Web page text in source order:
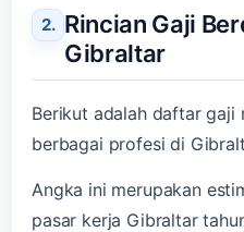
Rincian Gaji
Gibraltar
Berikut adalah daftar gaji
berbagai profesi di
Angka ini merupakan
pasar kerja Gibraltar